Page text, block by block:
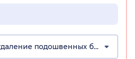
Радиоволновое удаление подошвенных бородавок